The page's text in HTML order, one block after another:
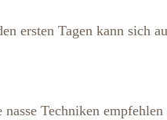
ersten Tagen kann sich
Techniken